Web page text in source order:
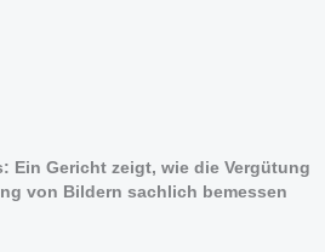
Ein Gericht zeigt, wie die Vergütung
von Bildern sachlich bemessen